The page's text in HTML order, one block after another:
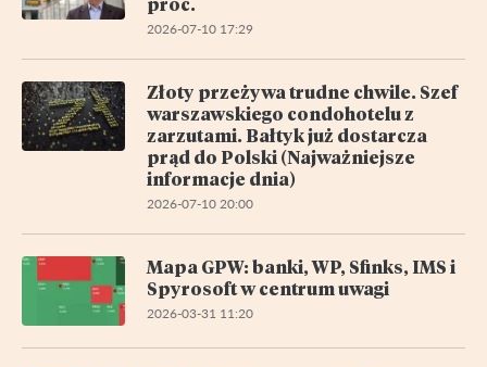
2026-07-10 17:29
Złoty przeżywa trudne chwile. Szef
warszawskiego condohotelu z
zarzutami. Bałtyk już dostarcza
prąd do Polski (Najważniejsze
informacje dnia)
2026-07-10 20:00
Mapa GPW: banki, WP, Sfinks, IMS i
Spyrosoft w centrum uwagi
2026-03-31 11:20